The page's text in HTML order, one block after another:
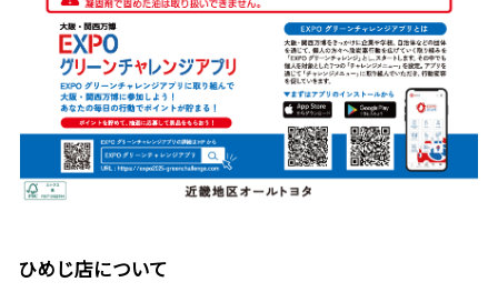
ひめじ店について